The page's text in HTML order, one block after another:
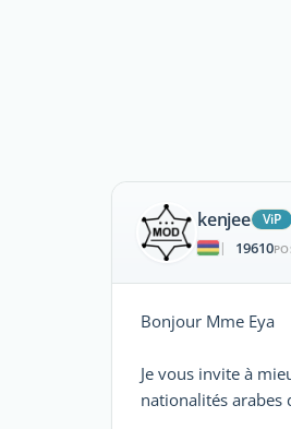
kenjee
ViP
|
19610
Bonjour Mme Eya
Je vous invite à
nationalités arabes